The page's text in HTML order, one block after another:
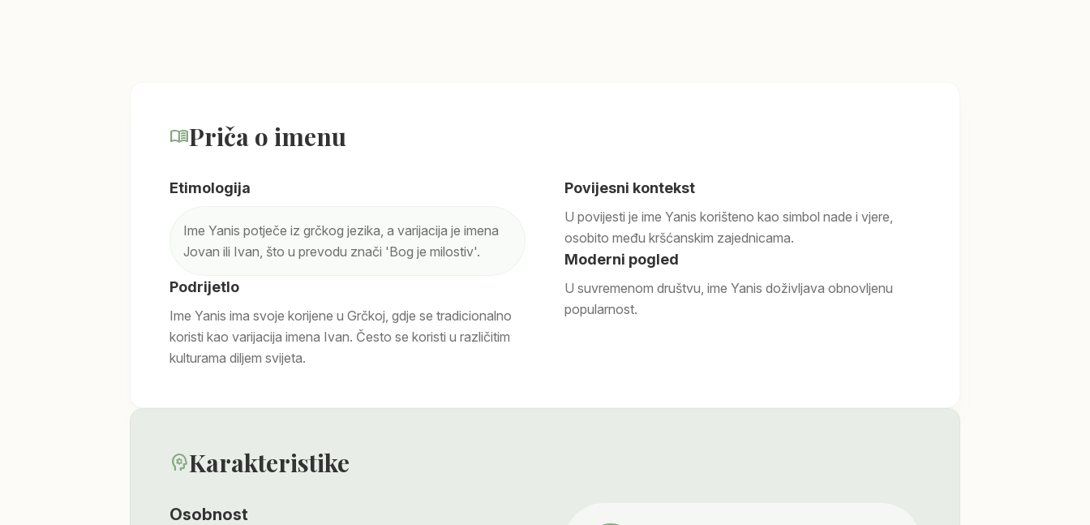
menu_bookPriča o imenu
Etimologija
Ime Yanis potječe iz grčkog jezika, a varijacija je imena
Jovan ili Ivan, što u prevodu znači 'Bog je milostiv'.
Podrijetlo
Ime Yanis ima svoje korijene u Grčkoj, gdje se tradicionalno
koristi kao varijacija imena Ivan. Često se koristi u različitim
kulturama diljem svijeta.
Povijesni kontekst
U povijesti je ime Yanis korišteno kao simbol nade i vjere,
osobito među kršćanskim zajednicama.
Moderni pogled
U suvremenom društvu, ime Yanis doživljava obnovljenu
popularnost.
psychologyKarakteristike
Osobnost